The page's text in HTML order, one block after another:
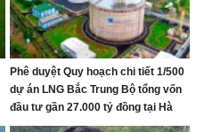
Phê duyệt Quy hoạch chi tiết 1/500
dự án LNG Bắc Trung Bộ tổng vốn
đầu tư gần 27.000 tỷ đồng tại Hà
Tĩnh